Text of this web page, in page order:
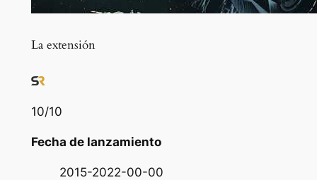
La extensión
10/10
Fecha de lanzamiento
2015-2022-00-00